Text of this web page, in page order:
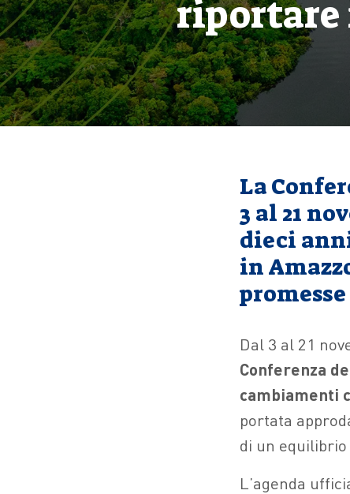
riportare
La
3 al 21
dieci
in
Dal 3 al 21
Conferenza
cambiamenti
portata
di un
L’agenda